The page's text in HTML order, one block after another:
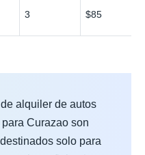
3 $85
alquiler de autos
Curazao son
solo para